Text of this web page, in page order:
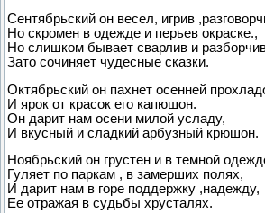
Сентябрьский он весел, игрив
Но скромен в одежде и перьев окраске.,
Но слишком бывает сварлив и
Зато сочиняет чудесные сказки.
Октябрьский он пахнет осенней
И ярок от красок его капюшон.
Он дарит нам осени милой усладу,
И вкусный и сладкий арбузный крюшон.
Ноябрьский он грустен и в темной
Гуляет по паркам , в замерших полях,
И дарит нам в горе поддержку ,надежду,
Ее отражая в судьбы хрусталях.